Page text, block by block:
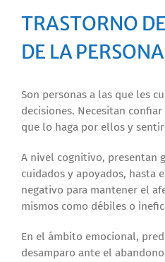
TRASTORNO
DE LA
Son personas a las que les
decisiones. Necesitan
que lo haga por ellos y
A nivel cognitivo, presentan
cuidados y apoyados, hasta
negativo para mantener el
mismos como débiles o
En el ámbito emocional,
desamparo ante el